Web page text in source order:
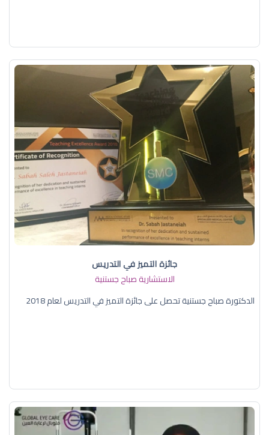
جائزة التميز في التدريس
الاستشارية صباح جستنية
الدكتورة صباح جستنية تحصل على جائزة التميز في التدريس لعام 2018